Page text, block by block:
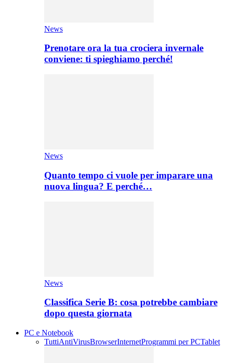
News
Prenotare ora la tua crociera invernale
conviene: ti spieghiamo perché!
News
Quanto tempo ci vuole per imparare una
nuova lingua? E perché…
News
Classifica Serie B: cosa potrebbe cambiare
dopo questa giornata
PC e Notebook
TuttiAntiVirusBrowserInternetProgrammi per PCTablet